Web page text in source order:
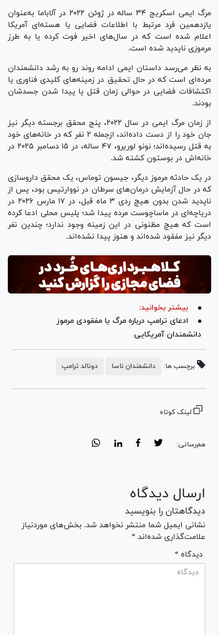
مرگ ایمی اسکریج ۳۴ ساله در ژوئن ۲۰۲۲ در آلاباما به‌عنوان
یازدهمین فرد مرتبط با اطلاعات فضایی یا هسته‌ای آمریکا
اعلام شده است که در سال‌های اخیر فوت کرده یا به طرز
مرموزی ناپدید شده است.
به نظر می‌رسد داستان ایمی ادامه روند رو به رشد دانشمندان
مرده‌ای است که در حال تحقیق در زمینه‌های کلیدی فناوری یا
اکتشافات فضایی در حوالی زمان قتل یا پیدا شدن جسدشان
بودند.
از زمان مرگ ایمی در سال ۲۰۲۲، پنج محقق برجسته دیگر نیز
جان خود را از دست داده‌اند، ازجمله ۲ نفر که در خانه‌های خود
به قتل رسیده‌اند؛ نونو لوریرو، ۴۷ ساله، در ۱۵ دسامبر ۲۰۲۵ در
خانه‌اش در بوستون کشته شد.
در یک حادثه مرموز دیگر، جیسون توماس، یک محقق داروسازی
که در حال آزمایش درمان‌های سرطان در نووارتیس بود، پس از
ناپدید شدن بدون هیچ ردی ۳ ماه قبل، در ۱۷ مارس ۲۰۲۶ در
دریاچه‌ای در ماساچوست مرده پیدا شد؛ پلیس محلی ادعا کرده
است که هیچ مظنونی در این زمینه وجود ندارد؛ چندین نفر
دیگر نیز مفقود شده‌اند و هنوز پیدا نشده‌اند.
بیشتر بخوانید:
ادعای ترامپ درباره مرگ یا مفقودی مرموز
دانشمندان آمریکایی
برچسب ها: دانشمندان ناسا دونالد ترامپ
لینک کوتاه
هم‌رسانی:
ارسال دیدگاه
دیدگاهتان را بنویسید
نشانی ایمیل شما منتشر نخواهد شد. بخش‌های موردنیاز
علامت‌گذاری شده‌اند *
* دیدگاه